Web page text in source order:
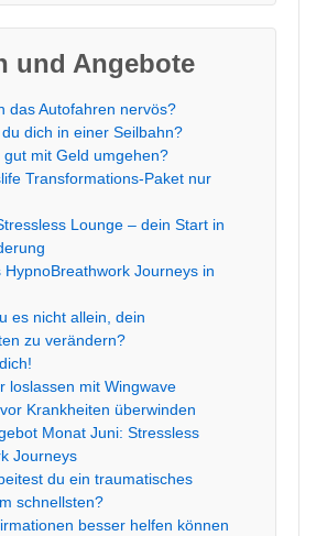
und Angebote
das Autofahren nervös?
dich in einer Seilbahn?
gut mit Geld umgehen?
Transformations-Paket nur
Lounge – dein Start in
HypnoBreathwork Journeys in
es nicht allein, dein
zu verändern?
loslassen mit Wingwave
Krankheiten überwinden
Monat Juni: Stressless
Journeys
du ein traumatisches
schnellsten?
besser helfen können